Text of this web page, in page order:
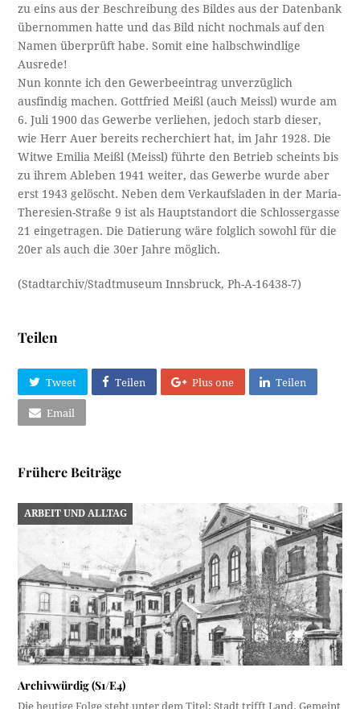
zu eins aus der Beschreibung des Bildes aus der Datenbank
übernommen hatte und das Bild nicht nochmals auf den
Namen überprüft habe. Somit eine halbschwindlige
Ausrede!
Nun konnte ich den Gewerbeeintrag unverzüglich
ausfindig machen. Gottfried Meißl (auch Meissl) wurde am
6. Juli 1900 das Gewerbe verliehen, jedoch starb dieser,
wie Herr Auer bereits recherchiert hat, im Jahr 1928. Die
Witwe Emilia Meißl (Meissl) führte den Betrieb scheints bis
zu ihrem Ableben 1941 weiter, das Gewerbe wurde aber
erst 1943 gelöscht. Neben dem Verkaufsladen in der Maria-
Theresien-Straße 9 ist als Hauptstandort die Schlossergasse
21 eingetragen. Die Datierung wäre folglich sowohl für die
20er als auch die 30er Jahre möglich.
(Stadtarchiv/Stadtmuseum Innsbruck, Ph-A-16438-7)
Teilen
Tweet Teilen Plus one Teilen
Email
Frühere Beiträge
ARBEIT UND ALLTAG
Archivwürdig (S1/E4)
Die heutige Folge steht unter dem Titel: Stadt trifft Land. Gemeint